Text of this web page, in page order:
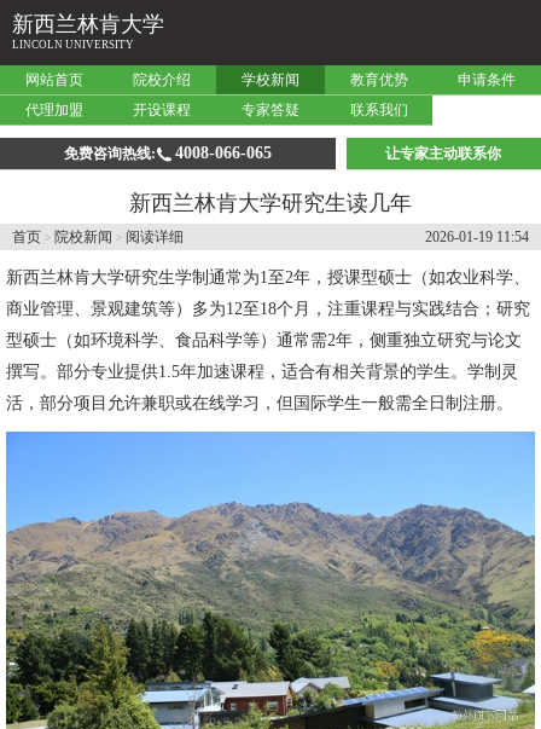
新西兰林肯大学
LINCOLN UNIVERSITY
网站首页 院校介绍 学校新闻 教育优势
申请条件
代理加盟
开设课程 专家答疑 联系我们
免费咨询热线: 4008-066-065 让专家主动联系你
新西兰林肯大学研究生读几年
2026-01-19 11:54
首页 > 院校新闻 > 阅读详细
新西兰林肯大学研究生学制通常为1至2年，授课型硕士（如农业科学、
商业管理、景观建筑等）多为12至18个月，注重课程与实践结合；研究
型硕士（如环境科学、食品科学等）通常需2年，侧重独立研究与论文
撰写。部分专业提供1.5年加速课程，适合有相关背景的学生。学制灵
活，部分项目允许兼职或在线学习，但国际学生一般需全日制注册。